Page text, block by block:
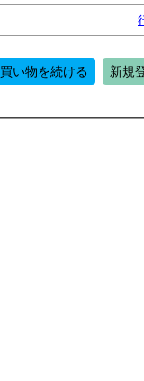
買い物を続ける 新規